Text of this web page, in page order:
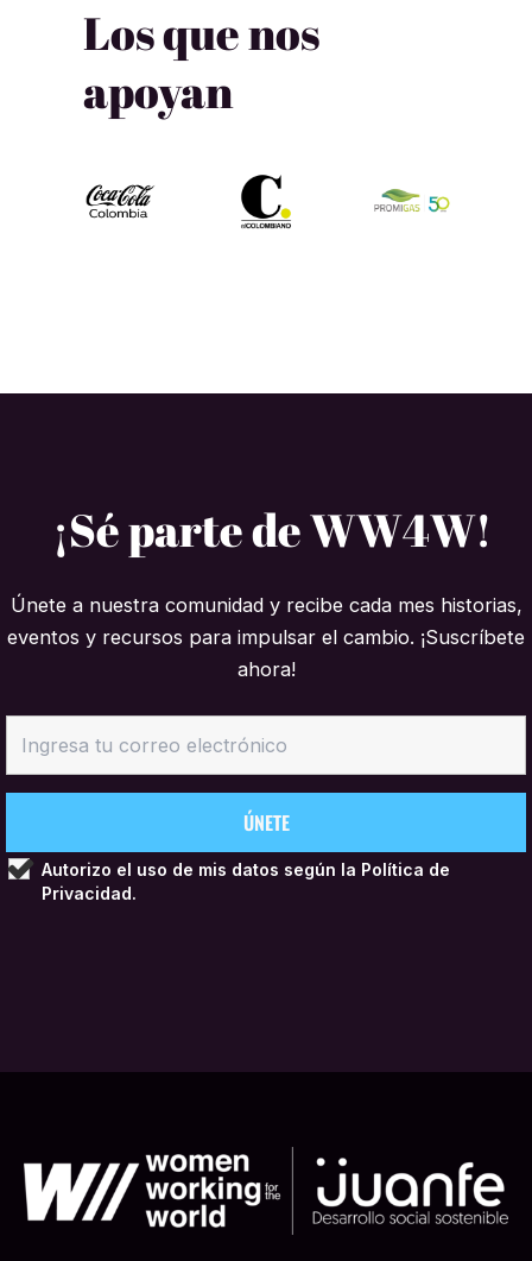
Los que nos
apoyan
¡Sé parte de WW4W!
Únete a nuestra comunidad y recibe cada mes historias,
eventos y recursos para impulsar el cambio. ¡Suscríbete
ahora!
Autorizo el uso de mis datos según la Política de
Privacidad.